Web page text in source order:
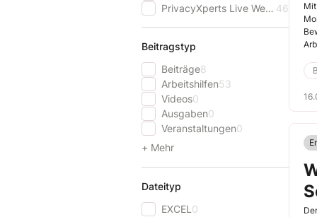
PrivacyXperts Live Webinar-Reihe 46
Beitragstyp
Beiträge8
Arbeitshilfen53
Videos0
Ausgaben0
Veranstaltungen0
+ Mehr
Dateityp
EXCEL 0